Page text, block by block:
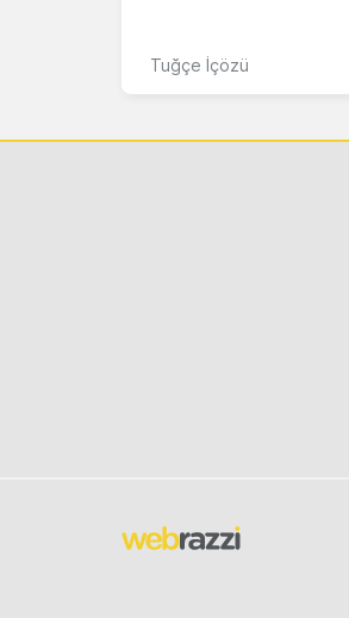
Tuğçe İçözü